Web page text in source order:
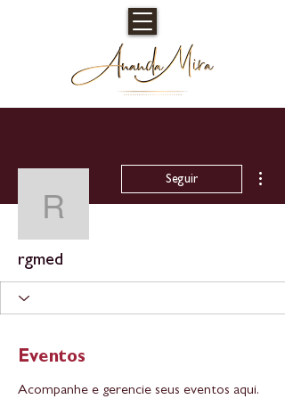
rgmed
Seguir
rgmed
Eventos
Acompanhe e gerencie seus eventos aqui.